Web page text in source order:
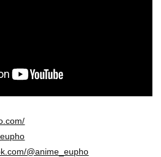
@anime_eupho